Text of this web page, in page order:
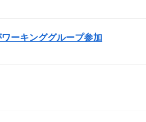
ーキンググループ参加